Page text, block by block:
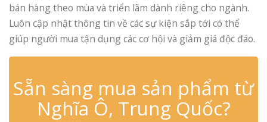
bán hàng theo mùa và triển lãm dành riêng cho ngành.
Luôn cập nhật thông tin về các sự kiện sắp tới có thể
giúp người mua tận dụng các cơ hội và giảm giá độc đáo.
Sẵn sàng mua sản phẩm từ
Nghĩa Ô, Trung Quốc?